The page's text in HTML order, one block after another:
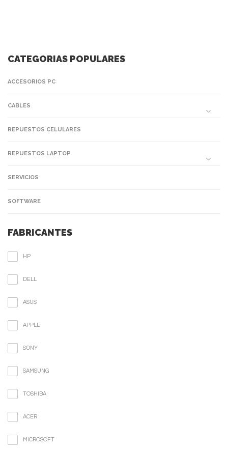
CATEGORIAS POPULARES
ACCESORIOS PC
CABLES
REPUESTOS CELULARES
REPUESTOS LAPTOP
SERVICIOS
SOFTWARE
FABRICANTES
HP
DELL
ASUS
APPLE
SONY
SAMSUNG
TOSHIBA
ACER
MICROSOFT